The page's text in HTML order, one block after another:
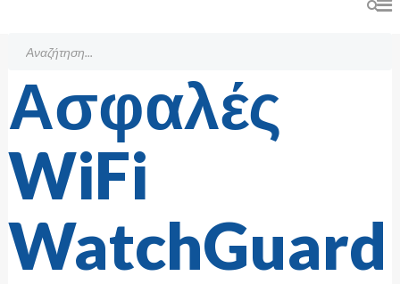
Ασφαλές
WiFi
WatchGuard